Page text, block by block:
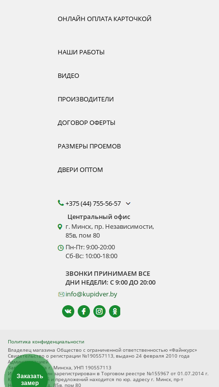
ОНЛАЙН ОПЛАТА КАРТОЧКОЙ
НАШИ РАБОТЫ
ВИДЕО
ПРОИЗВОДИТЕЛИ
ДОГОВОР ОФЕРТЫ
РАЗМЕРЫ ПРОЕМОВ
ДВЕРИ ОПТОМ
+375 (44) 755-56-57
Центральный офис
г. Минск, пр. Независимости,
85в, пом 80
Пн-Пт: 9:00-20:00
Сб-Вс: 10:00-18:00
ЗВОНКИ ПРИНИМАЕМ ВСЕ
ДНИ НЕДЕЛИ: С 9:00 ДО 20:00
info@kupidver.by
Политика конфиденциальности
Владелец магазина Общество с ограниченной ответственностью «Файнкурс»
Свидетельство о регистрации №190557113, выдано 24 февраля 2010 года
Администрацией
Заводского р-на г. Минска, УНП 190557113
Интернет-магазин зарегистрирован в Торговом реестре №155967 от 01.07.2014 г.
Книга замечаний и предложений находится по юр. адресу г. Минск, пр-т
Независимости, д. 85в, пом 80
Заказать
замер